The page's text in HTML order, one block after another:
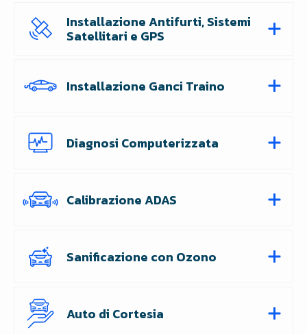
Installazione Antifurti, Sistemi
Satellitari e GPS
Installazione Ganci Traino
Diagnosi Computerizzata
Calibrazione ADAS
Sanificazione con Ozono
Auto di Cortesia